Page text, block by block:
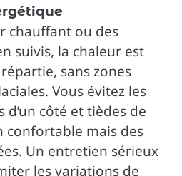
chauffant ou des
suivis, la chaleur est
sans zones
Vous évitez les
côté et tièdes de
confortable mais des
Un entretien sérieux
les variations de